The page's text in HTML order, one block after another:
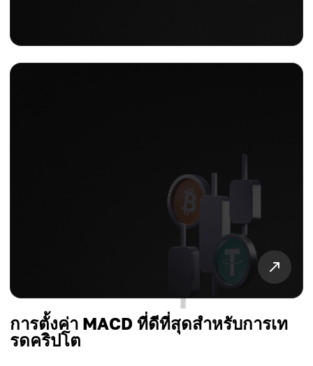
การตั้งค่า MACD ที่ดีที่สุดสำหรับการเท
รดคริปโต